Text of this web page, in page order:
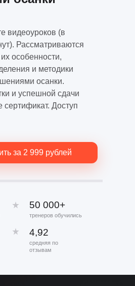
видеоуроков (в
Рассматриваются
особенности,
и методики
осанки.
и успешной сдачи
сертификат. Доступ
за 2 999 рублей
тренеров обучились
50 000+
средняя по
отзывам
4,92